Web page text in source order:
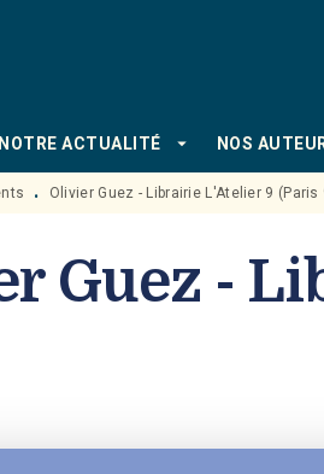
NOTRE ACTUALITÉ arrow_drop_down NOS
• Olivier Guez - Librairie L'Atelier 9 (Paris
Guez -